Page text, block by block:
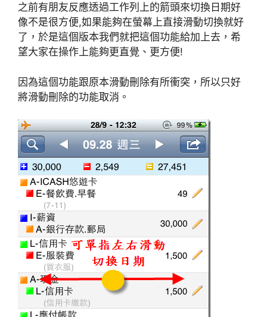
之前有朋友反應透過工作列上的箭頭來切換日期好
像不是很方便,如果能夠在螢幕上直接滑動切換就好
了，於是這個版本我們就把這個功能給加上去，希
望大家在操作上能夠更直覺、更方便!
因為這個功能跟原本滑動刪除有所衝突，所以只好
將滑動刪除的功能取消。